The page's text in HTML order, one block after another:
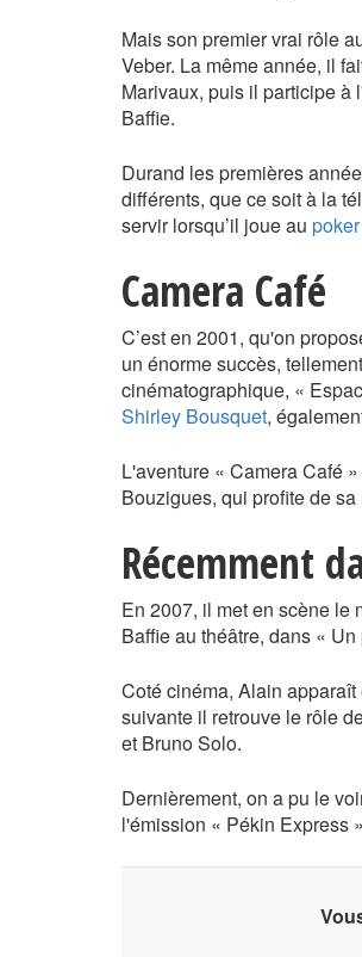
Mais son premier vrai rôle
Veber. La même année, il
Marivaux, puis il participe à
Baffie.
Durand les premières
différents, que ce soit à la
servir lorsqu’il joue au
Camera Café
C’est en 2001, qu'on
un énorme succès,
cinématographique, «
Shirley Bousquet,
L'aventure « Camera Café
Bouzigues, qui profite de
Récemment
En 2007, il met en scène le
Baffie au théâtre, dans «
Coté cinéma, Alain
suivante il retrouve le rôle
et Bruno Solo.
Dernièrement, on a pu le
l'émission « Pékin Express